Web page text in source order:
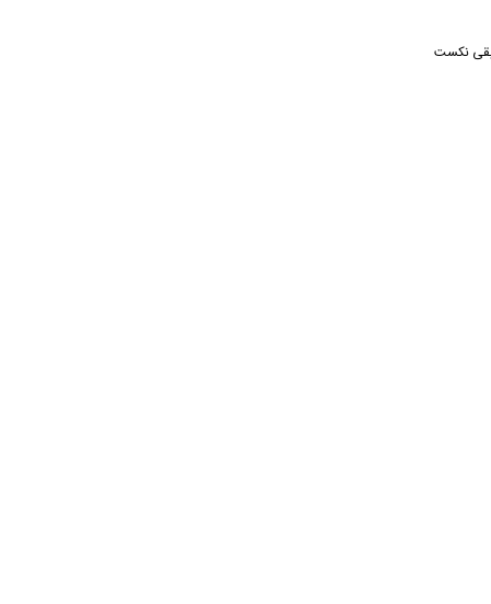
موسیقی نکست